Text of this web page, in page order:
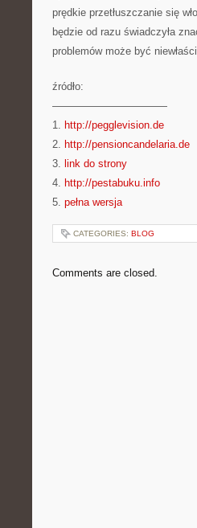
prędkie przetłuszczanie się
będzie od razu świadczyła
problemów może być
źródło:
———————————
1. http://pegglevision.de
2. http://pensioncandelaria.de
3. link do strony
4. http://pestabuku.info
5. pełna wersja
CATEGORIES: BLOG
Comments are closed.